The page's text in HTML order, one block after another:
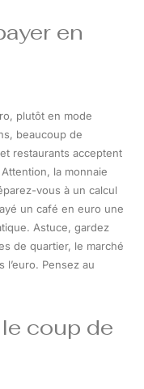
en
plutôt en mode
beaucoup de
restaurants acceptent
la monnaie
vous à un calcul
un café en euro une
Astuce, gardez
de quartier, le marché
Pensez au
coup de